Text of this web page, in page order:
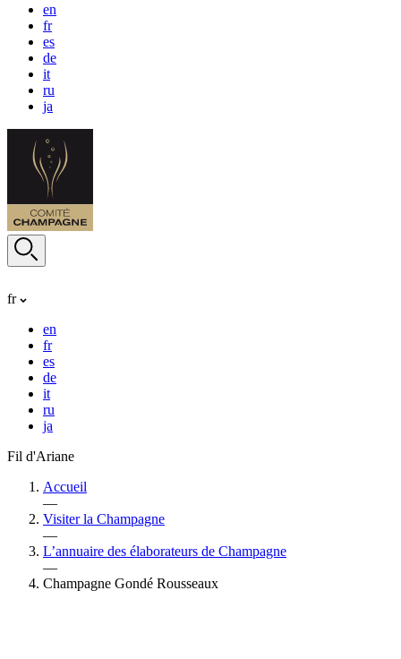
en
fr
es
de
it
ru
ja
fr
en
fr
es
de
it
ru
ja
Fil d'Ariane
Accueil
—
Visiter la Champagne
—
L’annuaire des élaborateurs de Champagne
—
Champagne Gondé Rousseaux